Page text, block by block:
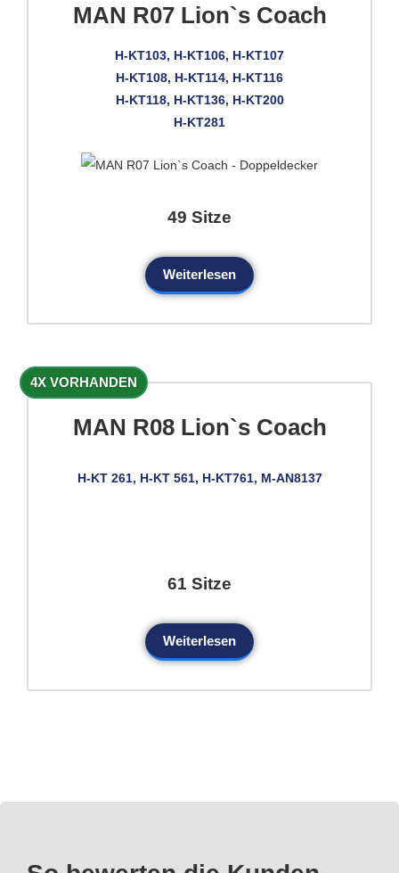
MAN R07 Lion`s Coach
H-KT103, H-KT106, H-KT107
H-KT108, H-KT114, H-KT116
H-KT118, H-KT136, H-KT200
H-KT281
49 Sitze
Weiterlesen
4X VORHANDEN
MAN R08 Lion`s Coach
H-KT 261, H-KT 561, H-KT761, M-AN8137
61 Sitze
Weiterlesen